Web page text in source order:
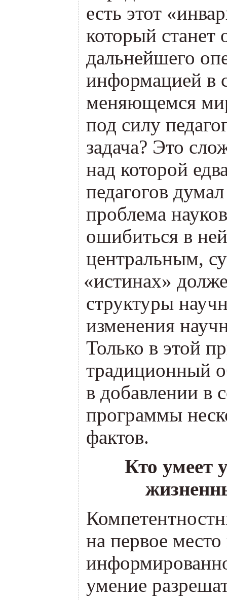
есть этот «
который станет
дальнейшего
информацией в
меняющемся
под силу
задача? Это
над которой
педагогов
проблема
ошибиться в
центральным,
«истинах»
структуры
изменения
Только в этой
традиционный
в добавлении в
программы
фактов.
Кто умеет
на первое место
умение